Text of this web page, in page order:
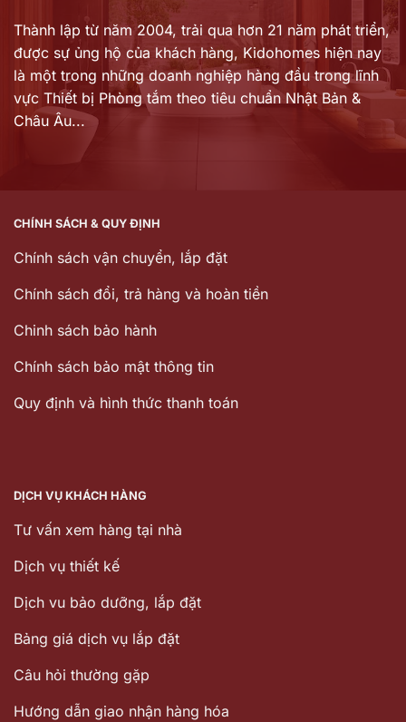
Thành lập từ năm 2004, trải qua hơn 21 năm phát triển,
được sự ủng hộ của khách hàng, Kidohomes hiện nay
là một trong những doanh nghiệp hàng đầu trong lĩnh
vực Thiết bị Phòng tắm theo tiêu chuẩn Nhật Bản &
Châu Âu...
CHÍNH SÁCH & QUY ĐỊNH
Chính sách vận chuyển, lắp đặt
Chính sách đổi, trả hàng và hoàn tiền
Chinh sách bảo hành
Chính sách bảo mật thông tin
Quy định và hình thức thanh toán
DỊCH VỤ KHÁCH HÀNG
Tư vấn xem hàng tại nhà
Dịch vụ thiết kế
Dịch vu bảo dưỡng, lắp đặt
Bảng giá dịch vụ lắp đặt
Câu hỏi thường gặp
Hướng dẫn giao nhận hàng hóa